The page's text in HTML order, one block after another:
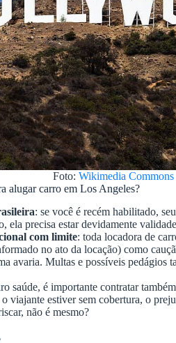
Foto:Wikimedia Commons
alugar carro em Los Angeles?
: se você é recém habilitado,
ela precisa estar devidamente
com limite: toda locadora de
no ato da locação) como
avaria. Multas e possíveis pedágios
saúde, é importante contratar
viajante estiver sem cobertura, o
não é mesmo?